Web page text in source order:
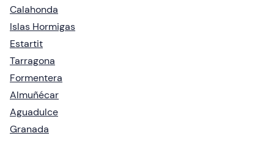
Calahonda
Islas Hormigas
Estartit
Tarragona
Formentera
Almuñécar
Aguadulce
Granada